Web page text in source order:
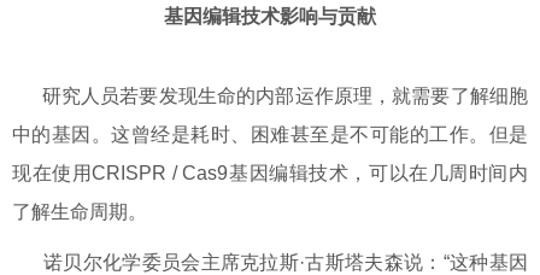
基因编辑技术影响与贡献
研究人员若要发现生命的内部运作原理，就需要了解细胞
中的基因。这曾经是耗时、困难甚至是不可能的工作。但是
现在使用CRISPR / Cas9基因编辑技术，可以在几周时间内
了解生命周期。
诺贝尔化学委员会主席克拉斯·古斯塔夫森说：“这种基因